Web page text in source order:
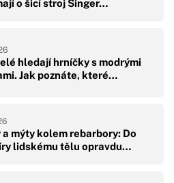
o šicí stroj Singer…
hledají hrníčky s modrými
Jak poznáte, které…
a mýty kolem rebarbory: Do
lidskému tělu opravdu…